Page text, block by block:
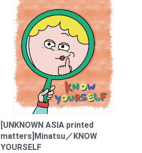
[UNKNOWN ASIA printed
matters]Minatsu／KNOW
YOURSELF